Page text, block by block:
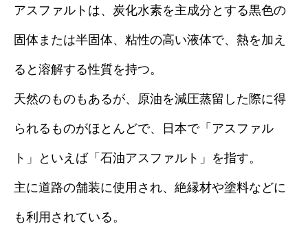
アスファルトは、炭化水素を主成分とする黒色の
固体または半固体、粘性の高い液体で、熱を加え
ると溶解する性質を持つ。
天然のものもあるが、原油を減圧蒸留した際に得
られるものがほとんどで、日本で「アスファル
ト」といえば「石油アスファルト」を指す。
主に道路の舗装に使用され、絶縁材や塗料などに
も利用されている。